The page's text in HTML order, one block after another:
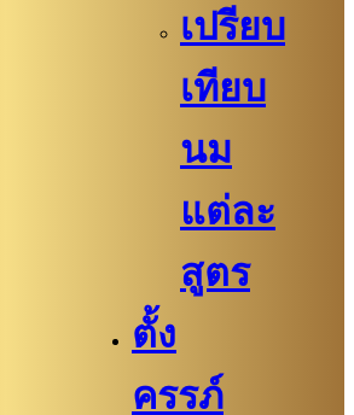
เปรียบ
เทียบ
นม
แต่ละ
สูตร
ตั้ง
ครรภ์